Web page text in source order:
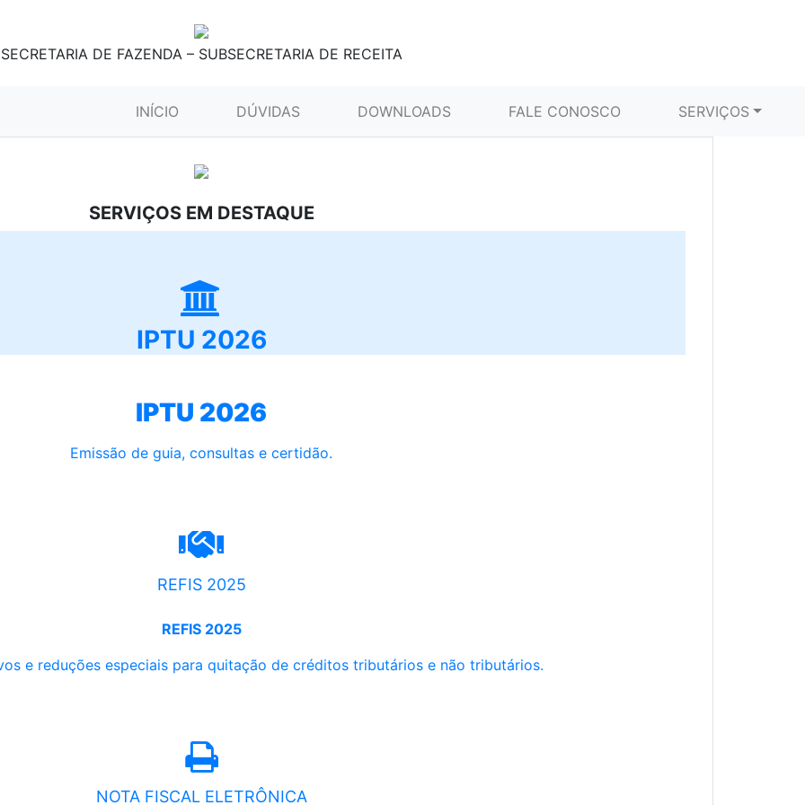
SECRETARIA DE FAZENDA – SUBSECRETARIA DE RECEITA
INÍCIO (CURRENT)DÚVIDAS DOWNLOADS FALE CONOSCO SERVIÇOS
SERVIÇOS EM DESTAQUE
IPTU 2026
IPTU 2026
Emissão de guia, consultas e certidão.
REFIS 2025
REFIS 2025
e reduções especiais para quitação de créditos tributários e não tributários.
NOTA FISCAL ELETRÔNICA